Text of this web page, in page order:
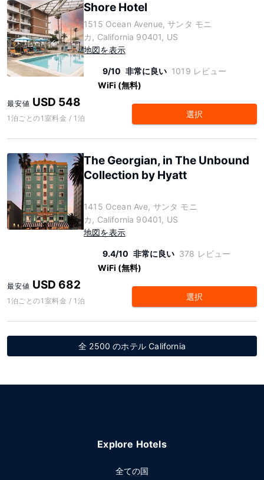
Shore Hotel
1515 Ocean Avenue, サンタ モニ
カ, California 90401, US
地図を表示
9/10 非常に良い 1019 レビュー
WiFi (無料)
最安値 USD 548
1泊ごとの1室料金 / 1泊 選択
The Georgian, in The Unbound
Collection by Hyatt
1415 Ocean Ave, サンタ モニ
カ, California 90401, US
地図を表示
9.4/10 非常に良い 378 レビュー
WiFi (無料)
最安値 USD 682
1泊ごとの1室料金 / 1泊 選択
全 2500 のホテル California
Explore Hotels
全ての国